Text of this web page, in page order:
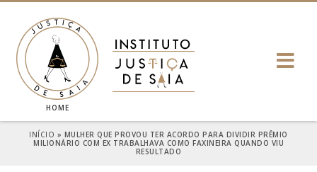
HOME
INÍCIO » MULHER QUE PROVOU TER ACORDO PARA DIVIDIR PRÊMIO
MILIONÁRIO COM EX TRABALHAVA COMO FAXINEIRA QUANDO VIU
RESULTADO